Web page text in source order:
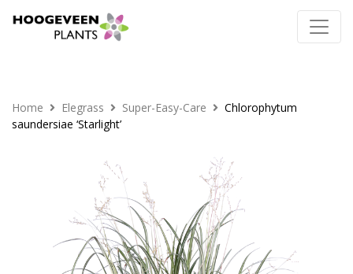
Home Elegrass Super-Easy-Care
Chlorophytum
saundersiae ‘Starlight’